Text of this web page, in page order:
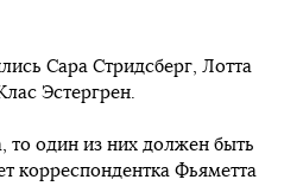
Сара Стридсберг, Лотта
Эстергрен.
то один из них должен быть
корреспондентка Фьяметта